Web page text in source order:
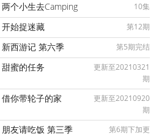
两个小生去Camping
10集
开始捉迷藏
第12期
新西游记 第六季
第5期完结
甜蜜的任务
更新至20210321
期
借你带轮子的家
更新至20210920
期
朋友请吃饭 第三季 第6期下加更